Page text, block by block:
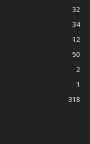
32
34
12
50
2
1
318